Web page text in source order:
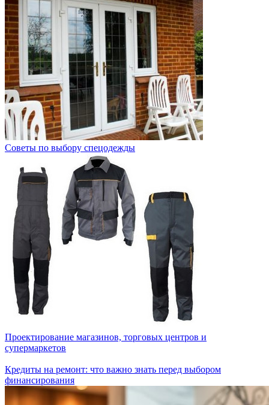
Советы по выбору спецодежды
Проектирование магазинов, торговых центров и
супермаркетов
Кредиты на ремонт: что важно знать перед выбором
финансирования